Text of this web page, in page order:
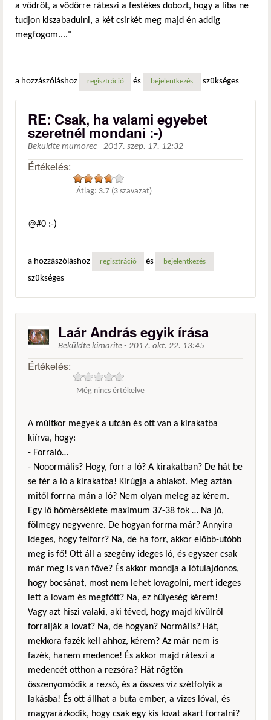
a vödröt, a vödörre ráteszi a festékes dobozt, hogy a liba ne
tudjon kiszabadulni, a két csirkét meg majd én addig
megfogom...."
a hozzászóláshoz regisztráció és bejelentkezés szükséges
RE: Csak, ha valami egyebet
szeretnél mondani :-)
Beküldte mumorec - 2017. szep. 17. 12:32
Értékelés:
Átlag: 3.7 (3 szavazat)
@#0 :-)
a hozzászóláshoz regisztráció és bejelentkezés
szükséges
Laár András egyik írása
Beküldte kimarite - 2017. okt. 22. 13:45
Értékelés:
Még nincs értékelve
A múltkor megyek a utcán és ott van a kirakatba
kiírva, hogy:
- Forraló…
- Nooormális? Hogy, forr a ló? A kirakatban? De hát be
se fér a ló a kirakatba! Kirúgja a ablakot. Meg aztán
mitől forrna mán a ló? Nem olyan meleg az kérem.
Egy lő hőmérséklete maximum 37-38 fok … Na jó,
fölmegy negyvenre. De hogyan forrna már? Annyira
ideges, hogy felforr? Na, de ha forr, akkor előbb-utóbb
meg is fő! Ott áll a szegény ideges ló, és egyszer csak
már meg is van főve? És akkor mondja a lótulajdonos,
hogy bocsánat, most nem lehet lovagolni, mert ideges
lett a lovam és megfőtt? Na, ez hülyeség kérem!
Vagy azt hiszi valaki, aki téved, hogy majd kívülről
forralják a lovat? Na, de hogyan? Normális? Hát,
mekkora fazék kell ahhoz, kérem? Az már nem is
fazék, hanem medence! És akkor majd ráteszi a
medencét otthon a rezsóra? Hát rögtön
összenyomódik a rezsó, és a összes víz szétfolyik a
lakásba! És ott állhat a buta ember, a vizes lóval, és
magyarázkodik, hogy csak egy kis lovat akart forralni?